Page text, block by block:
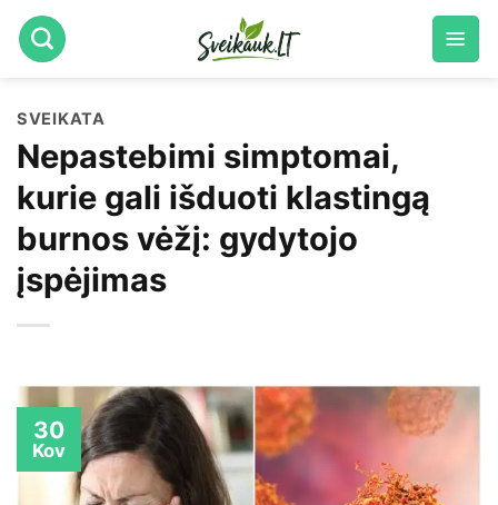
Skip
to
SVEIKATA
Nepastebimi simptomai,
kurie gali išduoti klastingą
burnos vėžį: gydytojo
įspėjimas
30
Kov